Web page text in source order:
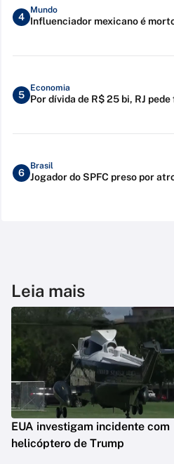
4
Mundo
Influenciador mexicano é
5
Economia
Por dívida de R$ 25 bi, RJ
6
Brasil
Jogador do SPFC preso por
Leia mais
EUA investigam incidente com
helicóptero de Trump